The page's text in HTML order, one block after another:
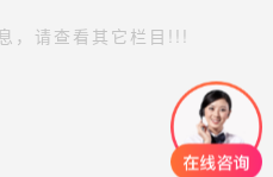
，请查看其它栏目!!!